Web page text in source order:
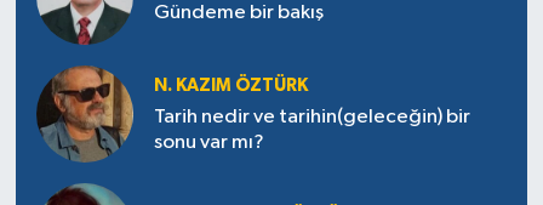
Gündeme bir bakış
N. KAZIM ÖZTÜRK
Tarih nedir ve tarihin(geleceğin) bir
sonu var mı?